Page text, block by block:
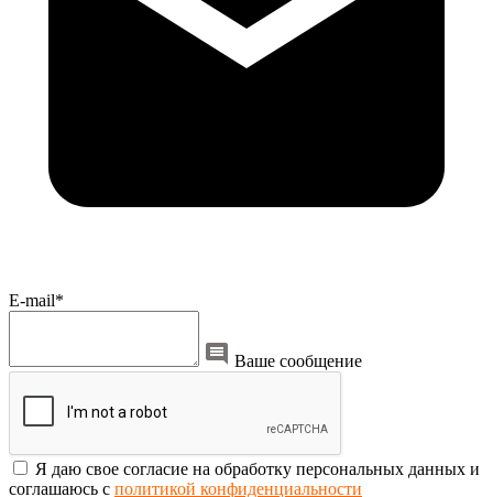
E-mail*
Ваше сообщение
Я даю свое согласие на обработку персональных данных и
соглашаюсь с политикой конфиденциальности